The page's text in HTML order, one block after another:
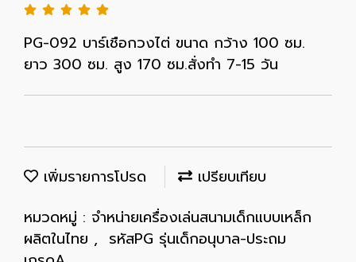
PG-092 บาร์เชือกวงไต่ ขนาด กว้าง 100 ซม.
ยาว 300 ซม. สูง 170 ซม.สั่งทำ 7-15 วัน
เพิ่มรายการโปรด
เปรียบเทียบ
หมวดหมู่ : จำหน่ายเครื่องเล่นสนามเด็กแบบเหล็ก
ผลิตในไทย , รหัสPG รุ่นเด็กอนุบาล-ประถม